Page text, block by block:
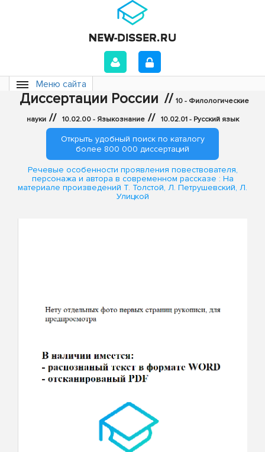
Меню сайта
Диссертации России // 10 - Филологические
науки // 10.02.00 - Языкознание // 10.02.01 - Русский язык
Открыть удобный поиск по каталогу
более 800 000 диссертаций
Речевые особенности проявления повествователя,
персонажа и автора в современном рассказе : На
материале произведений Т. Толстой, Л. Петрушевский, Л.
Улицкой